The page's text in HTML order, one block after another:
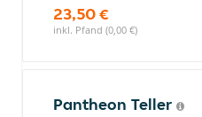
23,50 €
inkl. Pfand (0,00 €)
Pantheon Teller